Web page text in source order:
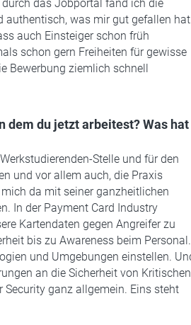
das Jobportal fand ich die
authentisch, was mir gut gefallen hat.
auch Einsteiger schon früh
schon gern Freiheiten für gewisse
Bewerbung ziemlich schnell
dem du jetzt arbeitest? Was hat
Stelle und für den
und vor allem auch, die Praxis
da mit seiner ganzheitlichen
In der Payment Card Industry
Kartendaten gegen Angreifer zu
bis zu Awareness beim Personal.
und Umgebungen einstellen.
an die Sicherheit von Kritischen
Security ganz allgemein. Eins steht